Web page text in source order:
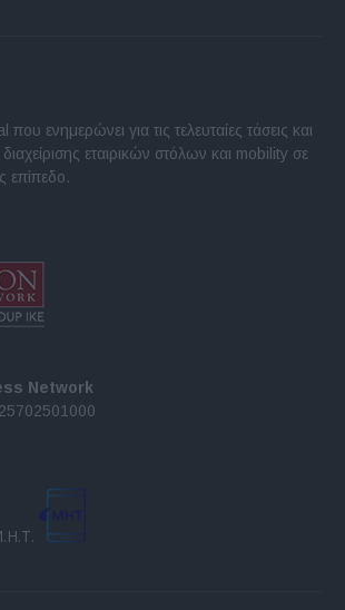
που ενημερώνει για τις τελευταίες τάσεις και
διαχείρισης εταιρικών στόλων και mobility σε
επίπεδο.
Network